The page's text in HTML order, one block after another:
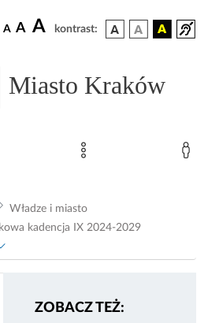
A A A kontrast:
Miasto Kraków
Władze i miasto
kadencja IX 2024-2029
ZOBACZ TEŻ: